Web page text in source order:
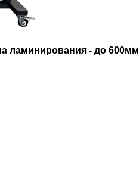
ламинирования - до 600мм